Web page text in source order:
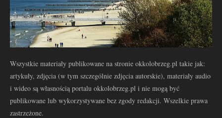
Wszystkie materiały publikowane na stronie okkolobrzeg.pl takie jak:
artykuły, zdjęcia (w tym szczególnie zdjęcia autorskie), materiały audio
i wideo są własnością portalu okkolobrzeg.pl i nie mogą być
publikowane lub wykorzystywane bez zgody redakcji. Wszelkie prawa
zastrzeżone.